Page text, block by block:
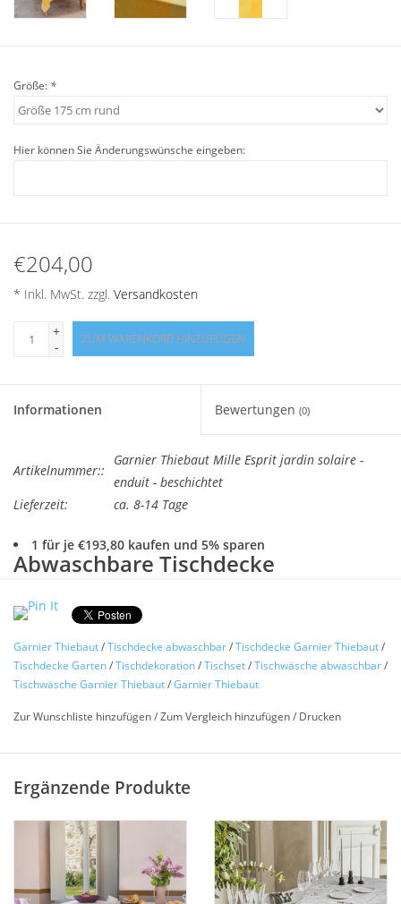
Gutscheine
Angebote
Über uns
Tel.0049(0)7322-919376
Blog-Aktuelles
Marken
Größe: *
Hier können Sie Änderungswünsche eingeben:
€204,00
* Inkl. MwSt. zzgl. Versandkosten
+
-
ZUM WARENKORB HINZUFÜGEN
Informationen Bewertungen (0)
Artikelnummer::
Garnier Thiebaut Mille Esprit jardin solaire -
enduit - beschichtet
Lieferzeit:
ca. 8-14 Tage
1 für je €193,80 kaufen und 5% sparen
Abwaschbare Tischdecke
solaire
Pflegeleicht - Abwaschbar - Stoffmit hochwertiger
Acrylbeschichtung
Diese Tischdecke ist aus 100% Baumwolle gewebt und hat ein
weiße Tischdecke ist pflegeleicht. Durch die
Oberflächenbeschichtung aus Acryl zum Schutz gegen
Flecken ist diese schöne Decke unempfindlich und
abwaschbar.
Garnier Thiebaut/Tischdecke abwaschbar/Tischdecke Garnier Thiebaut/
Tischdecke Garten/Tischdekoration/Tischset/Tischwäsche abwaschbar/
Tischwäsche Garnier Thiebaut/Garnier Thiebaut
Zur Wunschliste hinzufügen/Zum Vergleich hinzufügen/ Drucken
Ergänzende Produkte